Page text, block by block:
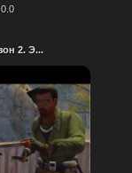
0.0
2. Э...